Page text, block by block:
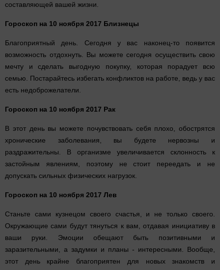
составляющей вашей жизни.
Гороскоп на 10 ноября 2017 Близнецы
Благоприятный день. Сегодня у вас наконец-то появится
возможность отдохнуть. Вы можете сегодня осуществить свою
мечту и сделать выгодную покупку, которая порадует всю
семью. Постарайтесь избегать конфликтов на работе, ведь у вас
есть недоброжелатели.
Гороскоп на 10 ноября 2017 Рак
В этот день вы можете почувствовать себя плохо, обострятся
хронические заболевания, вы будете нервозны и
раздражительны. В организме увеличивается склонность к
застойным явлениям, поэтому не стоит переедать и не
допускать сильных физических нагрузок.
Гороскоп на 10 ноября 2017 Лев
Станьте сами кузнецом своего счастья, и не только своего.
Окружающие сами будут тянуться к вам, отдавая инициативу в
ваши руки. Эмоции обещают быть позитивными и
заразительными, а задумки и планы - интересными. Вообще,
этот день крайне благоприятен для новых знакомств и